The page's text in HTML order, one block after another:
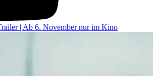
| Ab 6. November nur im Kino